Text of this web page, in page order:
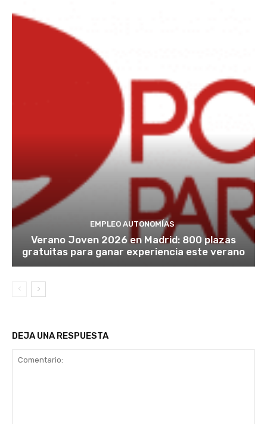
EMPLEO AUTONOMÍAS
Verano Joven 2026 en Madrid: 800 plazas
gratuitas para ganar experiencia este verano
DEJA UNA RESPUESTA